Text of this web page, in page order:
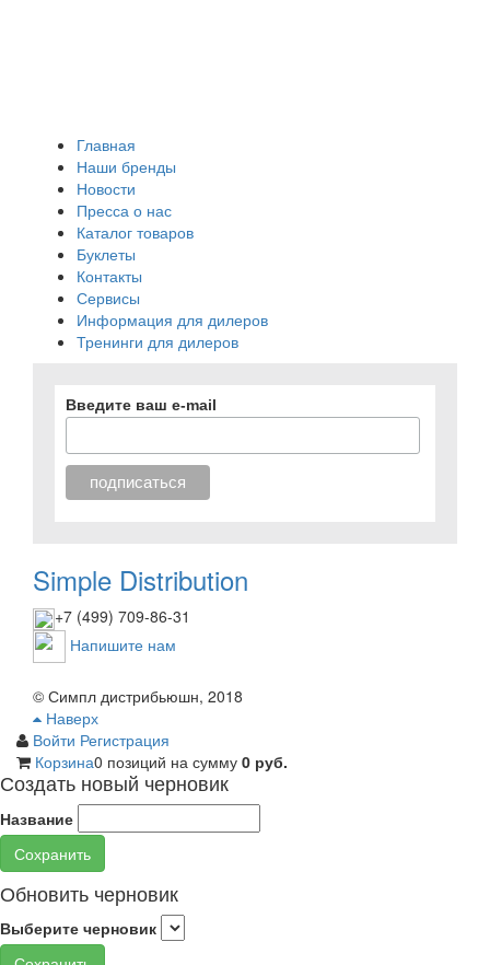
Главная
Наши бренды
Новости
Пресса о нас
Каталог товаров
Буклеты
Контакты
Сервисы
Информация для дилеров
Тренинги для дилеров
Введите ваш e-mail
Simple Distribution
+7 (499) 709-86-31
Напишите нам
© Симпл дистрибьюшн, 2018
Наверх
Войти Регистрация
Корзина0 позиций на сумму 0 руб.
Создать новый черновик
Название
Сохранить
Обновить черновик
Выберите черновик